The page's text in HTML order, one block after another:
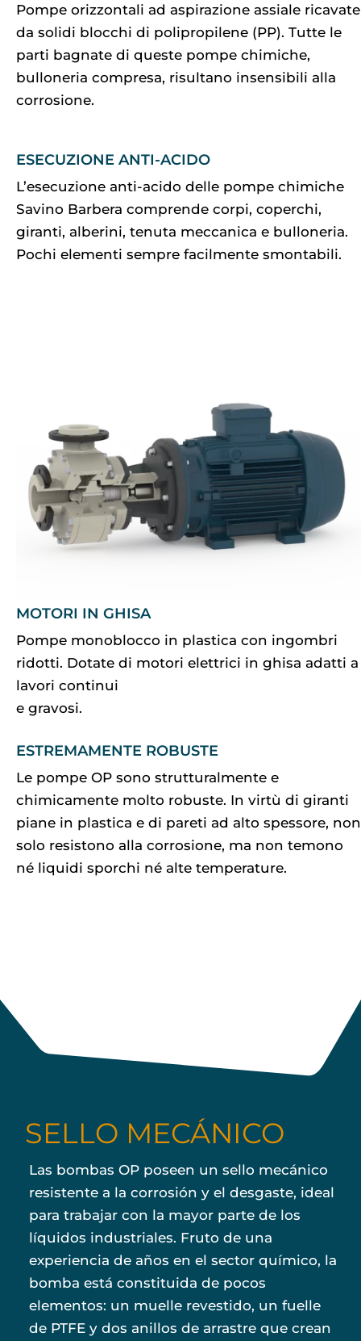
Pompe orizzontali ad aspirazione assiale ricavate
da solidi blocchi di polipropilene (PP). Tutte le
parti bagnate di queste pompe chimiche,
bulloneria compresa, risultano insensibili alla
corrosione.
ESECUZIONE ANTI-ACIDO
L’esecuzione anti-acido delle pompe chimiche
Savino Barbera comprende corpi, coperchi,
giranti, alberini, tenuta meccanica e bulloneria.
Pochi elementi sempre facilmente smontabili.
MOTORI IN GHISA
Pompe monoblocco in plastica con ingombri
ridotti. Dotate di motori elettrici in ghisa adatti a
lavori continui
e gravosi.
ESTREMAMENTE ROBUSTE
Le pompe OP sono strutturalmente e
chimicamente molto robuste. In virtù di giranti
piane in plastica e di pareti ad alto spessore, non
solo resistono alla corrosione, ma non temono
né liquidi sporchi né alte temperature.
SELLO MECÁNICO
Las bombas OP poseen un sello mecánico
resistente a la corrosión y el desgaste, ideal
para trabajar con la mayor parte de los
líquidos industriales. Fruto de una
experiencia de años en el sector químico, la
bomba está constituida de pocos
elementos: un muelle revestido, un fuelle
de PTFE y dos anillos de arrastre que crean